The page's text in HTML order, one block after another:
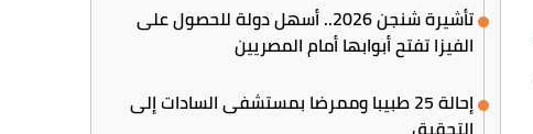
تأشيرة شنجن 2026.. أسهل دولة للحصول على
الفيزا تفتح أبوابها أمام المصريين
إحالة 25 طبيبا وممرضا بمستشفى السادات إلى